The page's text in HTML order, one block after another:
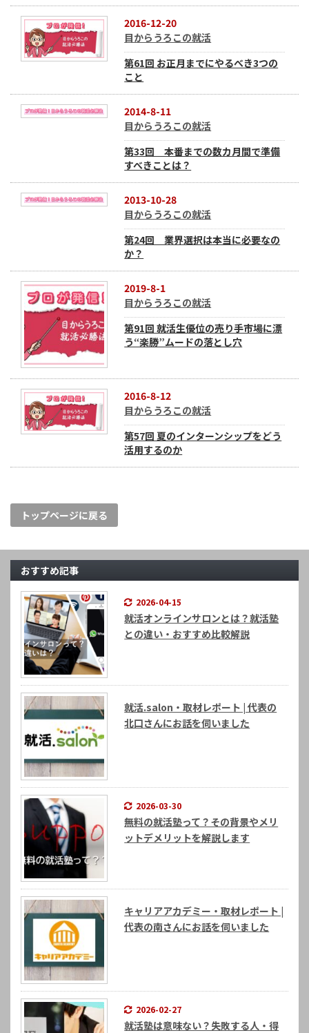
2016-12-20
目からうろこの就活
第61回 お正月までにやるべき3つの
こと
2014-8-11
目からうろこの就活
第33回 本番までの数カ月間で準備
すべきことは？
2013-10-28
目からうろこの就活
第24回 業界選択は本当に必要なの
か？
2019-8-1
目からうろこの就活
第91回 就活生優位の売り手市場に漂
う“楽勝”ムードの落とし穴
2016-8-12
目からうろこの就活
第57回 夏のインターンシップをどう
活用するのか
トップページに戻る
おすすめ記事
2026-04-15
就活オンラインサロンとは？就活塾
との違い・おすすめ比較解説
就活.salon・取材レポート | 代表の
北口さんにお話を伺いました
2026-03-30
無料の就活塾って？その背景やメリ
ットデメリットを解説します
キャリアアカデミー・取材レポート |
代表の南さんにお話を伺いました
2026-02-27
就活塾は意味ない？失敗する人・得